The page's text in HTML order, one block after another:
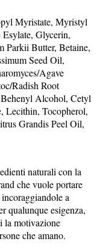
Myristate, Myristyl
Glycerin,
Parkii Butter, Betaine,
Seed Oil,
Agave
Radish Root
Alcohol, Cetyl
Lecithin, Tocopherol,
Grandis Peel Oil,
naturali con la
che vuole portare
a
qualunque esigenza,
la motivazione
che amano.